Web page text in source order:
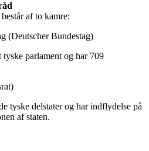
af to kamre:
(Deutscher Bundestag)
parlament og har 709
tyske delstater og har indflydelse på
af staten.